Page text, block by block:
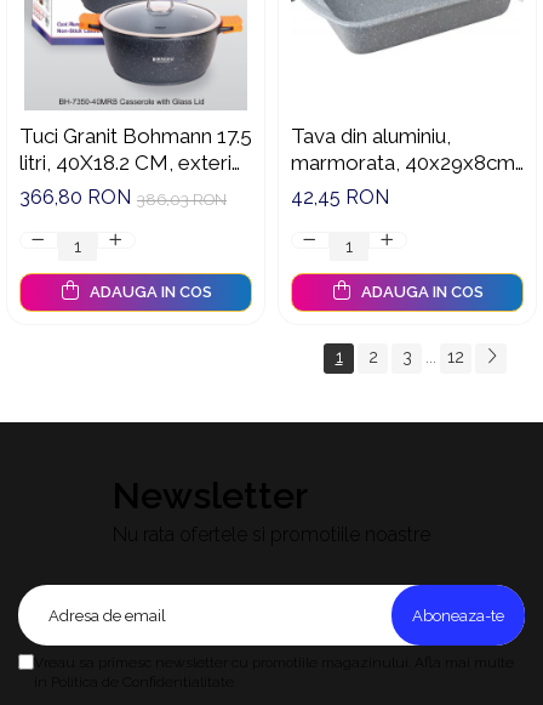
Tuci Granit Bohmann 17.5
litri, 40X18.2 CM, exterior
si interior granit, cu capac
386,03 RON
366,80 RON
ADAUGA IN COS
Tava din aluminiu,
marmorata, 40x29x8cm,
Bohmann
42,45 RON
ADAUGA IN COS
1 2 3 ... 12
Newsletter